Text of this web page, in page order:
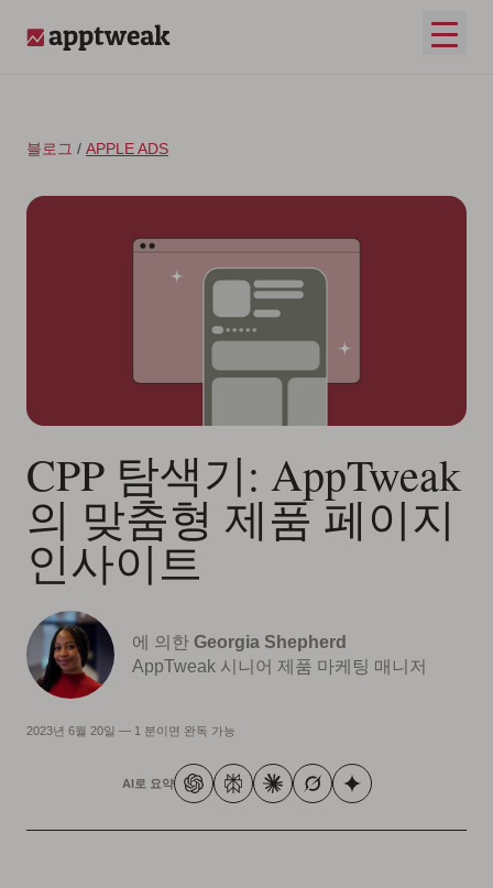
메인
블로그 / APPLE ADS
CPP 탐색기: AppTweak
의 맞춤형 제품 페이지
인사이트
에 의한 Georgia Shepherd
AppTweak 시니어 제품 마케팅 매니저
2023년 6월 20일 — 1 분이면 완독 가능
AI로 요약